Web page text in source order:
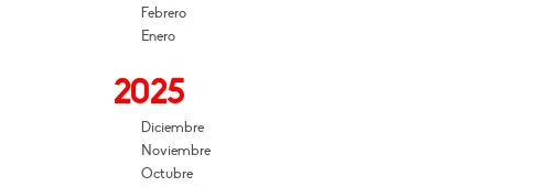
Febrero
Enero
2025
Diciembre
Noviembre
Octubre